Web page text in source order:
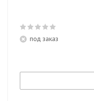
под заказ